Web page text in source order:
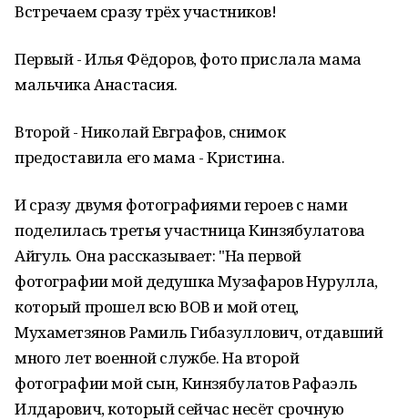
Встречаем сразу трёх участников!
Первый - Илья Фёдоров, фото прислала мама
мальчика Анастасия.
Второй - Николай Евграфов, снимок
предоставила его мама - Кристина.
И сразу двумя фотографиями героев с нами
поделилась третья участница Кинзябулатова
Айгуль. Она рассказывает: "На первой
фотографии мой дедушка Музафаров Нурулла,
который прошел всю ВОВ и мой отец,
Мухаметзянов Рамиль Гибазуллович, отдавший
много лет военной службе. На второй
фотографии мой сын, Кинзябулатов Рафаэль
Илдарович, который сейчас несёт срочную